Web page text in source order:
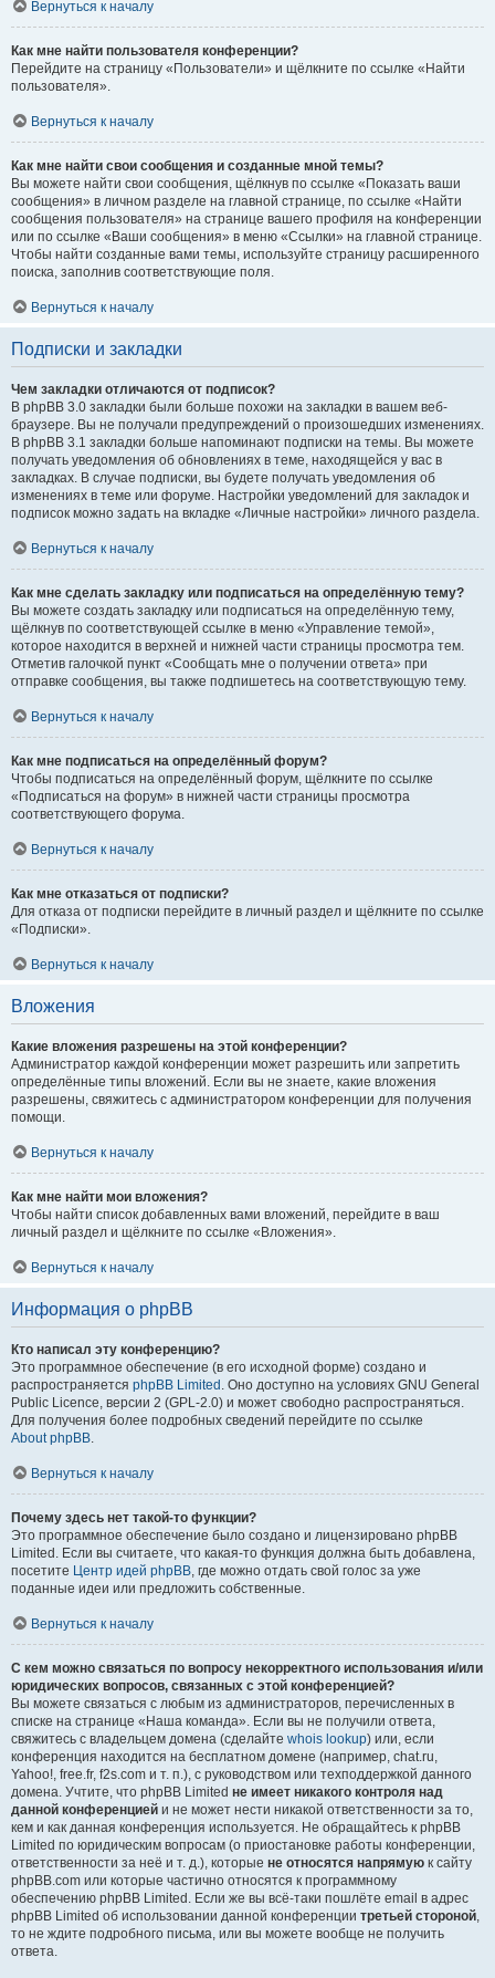
Вернуться к началу
Как мне найти пользователя конференции?
Перейдите на страницу «Пользователи» и щёлкните по ссылке «Найти
пользователя».
Вернуться к началу
Как мне найти свои сообщения и созданные мной темы?
Вы можете найти свои сообщения, щёлкнув по ссылке «Показать ваши
сообщения» в личном разделе на главной странице, по ссылке «Найти
сообщения пользователя» на странице вашего профиля на конференции
или по ссылке «Ваши сообщения» в меню «Ссылки» на главной странице.
Чтобы найти созданные вами темы, используйте страницу расширенного
поиска, заполнив соответствующие поля.
Вернуться к началу
Подписки и закладки
Чем закладки отличаются от подписок?
В phpBB 3.0 закладки были больше похожи на закладки в вашем веб-
браузере. Вы не получали предупреждений о произошедших изменениях.
В phpBB 3.1 закладки больше напоминают подписки на темы. Вы можете
получать уведомления об обновлениях в теме, находящейся у вас в
закладках. В случае подписки, вы будете получать уведомления об
изменениях в теме или форуме. Настройки уведомлений для закладок и
подписок можно задать на вкладке «Личные настройки» личного раздела.
Вернуться к началу
Как мне сделать закладку или подписаться на определённую тему?
Вы можете создать закладку или подписаться на определённую тему,
щёлкнув по соответствующей ссылке в меню «Управление темой»,
которое находится в верхней и нижней части страницы просмотра тем.
Отметив галочкой пункт «Сообщать мне о получении ответа» при
отправке сообщения, вы также подпишетесь на соответствующую тему.
Вернуться к началу
Как мне подписаться на определённый форум?
Чтобы подписаться на определённый форум, щёлкните по ссылке
«Подписаться на форум» в нижней части страницы просмотра
соответствующего форума.
Вернуться к началу
Как мне отказаться от подписки?
Для отказа от подписки перейдите в личный раздел и щёлкните по ссылке
«Подписки».
Вернуться к началу
Вложения
Какие вложения разрешены на этой конференции?
Администратор каждой конференции может разрешить или запретить
определённые типы вложений. Если вы не знаете, какие вложения
разрешены, свяжитесь с администратором конференции для получения
помощи.
Вернуться к началу
Как мне найти мои вложения?
Чтобы найти список добавленных вами вложений, перейдите в ваш
личный раздел и щёлкните по ссылке «Вложения».
Вернуться к началу
Информация о phpBB
Кто написал эту конференцию?
Это программное обеспечение (в его исходной форме) создано и
распространяется phpBB Limited . Оно доступно на условиях GNU General
Public Licence, версии 2 (GPL-2.0) и может свободно распространяться.
Для получения более подробных сведений перейдите по ссылке
About phpBB.
Вернуться к началу
Почему здесь нет такой-то функции?
Это программное обеспечение было создано и лицензировано phpBB
Limited. Если вы считаете, что какая-то функция должна быть добавлена,
посетите Центр идей phpBB, где можно отдать свой голос за уже
поданные идеи или предложить собственные.
Вернуться к началу
С кем можно связаться по вопросу некорректного использования и/или
юридических вопросов, связанных с этой конференцией?
Вы можете связаться с любым из администраторов, перечисленных в
списке на странице «Наша команда». Если вы не получили ответа,
свяжитесь с владельцем домена (сделайте whois lookup) или, если
конференция находится на бесплатном домене (например, chat.ru,
Yahoo!, free.fr, f2s.com и т. п.), с руководством или техподдержкой данного
домена. Учтите, что phpBB Limited не имеет никакого контроля над
данной конференцией и не может нести никакой ответственности за то,
кем и как данная конференция используется. Не обращайтесь к phpBB
Limited по юридическим вопросам (о приостановке работы конференции,
ответственности за неё и т. д.), которые не относятся напрямую к сайту
phpBB.com или которые частично относятся к программному
обеспечению phpBB Limited. Если же вы всё-таки пошлёте email в адрес
phpBB Limited об использовании данной конференции третьей стороной,
то не ждите подробного письма, или вы можете вообще не получить
ответа.